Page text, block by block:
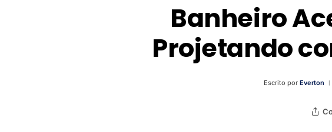
Banheiro
Projetando
Escrito por Everton